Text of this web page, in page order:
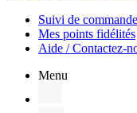
Suivi de
Mes points fidélités
Aide / Contactez-
Menu